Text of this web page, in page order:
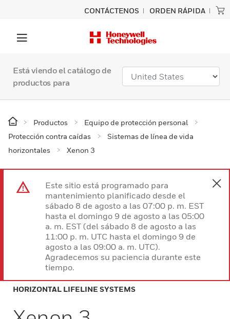
CONTÁCTENOS ORDEN RÁPIDA
Está viendo el catálogo de
productos para
Productos
Equipo de protección personal
Protección contra caídas
Sistemas de línea de vida
horizontales
Xenon 3
Este sitio está programado para
mantenimiento planificado desde el
sábado 8 de agosto a las 07:00 p. m. EST
hasta el domingo 9 de agosto a las 05:00
a. m. EST (del sábado 8 de agosto a las
11:00 p. m. UTC hasta el domingo 9 de
agosto a las 09:00 a. m. UTC).
Agradecemos su paciencia durante este
tiempo.
HORIZONTAL LIFELINE SYSTEMS